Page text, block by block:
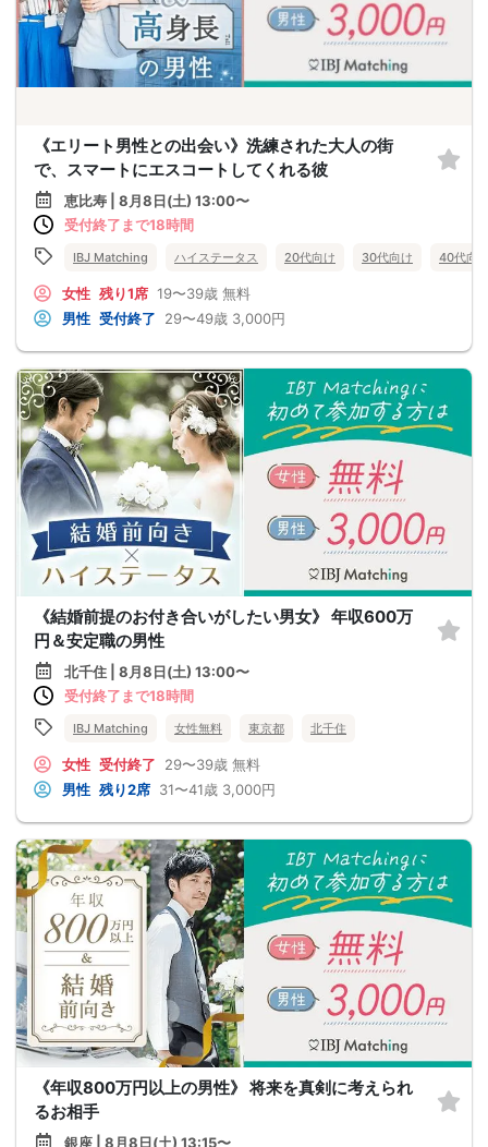
《エリート男性との出会い》洗練された大人の街
で、スマートにエスコートしてくれる彼
恵比寿 | 8月8日(土) 13:00〜
受付終了まで18時間
IBJ Matching ハイステータス 20代向け 30代向け 40代向
女性 残り1席 19〜39歳 無料
男性 受付終了 29〜49歳 3,000円
《結婚前提のお付き合いがしたい男女》 年収600万
円＆安定職の男性
北千住 | 8月8日(土) 13:00〜
受付終了まで18時間
IBJ Matching 女性無料 東京都 北千住
女性 受付終了 29〜39歳 無料
男性 残り2席 31〜41歳 3,000円
《年収800万円以上の男性》 将来を真剣に考えられ
るお相手
銀座 | 8月8日(土) 13:15〜